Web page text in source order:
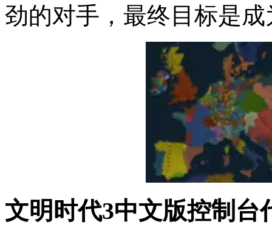
劲的对手，最终目标是
文明时代3中文版控制台